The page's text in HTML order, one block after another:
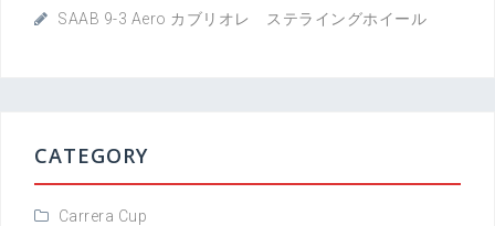
SAAB 9-3 Aero カブリオレ ステライングホイール
CATEGORY
Carrera Cup